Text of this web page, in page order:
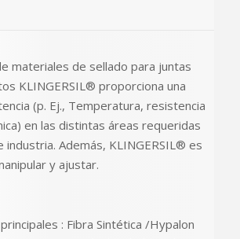
materiales de sellado para juntas
KLINGERSIL® proporciona una
(p. Ej., Temperatura, resistencia
en las distintas áreas requeridas
Además, KLINGERSIL® es
y ajustar.
: Fibra Sintética /Hypalon